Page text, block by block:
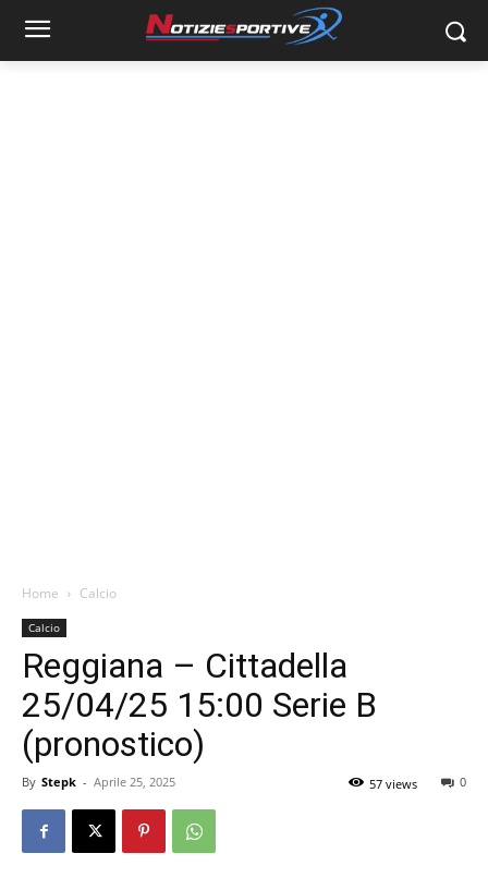
Home Calcio
Calcio
Reggiana – Cittadella
25/04/25 15:00 Serie B
(pronostico)
By Stepk - Aprile 25, 2025 0
57 views